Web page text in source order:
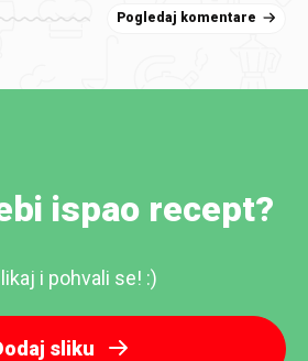
Pogledaj komentare
ispao recept?
i pohvali se! :)
sliku